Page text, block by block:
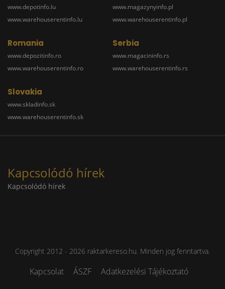
www.depotinfo.lu
www.warehouserentinfo.lu
www.magazynyinfo.pl
www.warehouserentinfo.pl
Romania
www.depozitinfo.ro
www.warehouserentinfo.ro
Serbia
www.magacininfo.rs
www.warehouserentinfo.rs
Slovakia
www.skladinfo.sk
www.warehouserentinfo.sk
Kapcsolódó hírek
Kapcsolódó hírek
Copyright 2012 - 2026 raktarkereso.hu. Minden jog fenntartva.
Kapcsolat ÁSZF Adatkezelési Tájékoztató